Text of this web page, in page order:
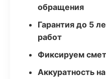
обращения
Гарантия до 5
работ
Фиксируем
Аккуратность